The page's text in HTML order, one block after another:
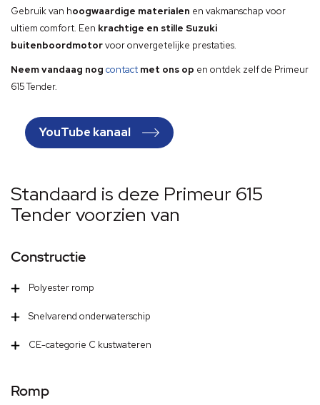
Gebruik van hoogwaardige materialen en vakmanschap voor
ultiem comfort. Een krachtige en stille Suzuki
buitenboordmotorvoor onvergetelijke prestaties.
Neem vandaag nog contact met ons op en ontdek zelf de Primeur
615 Tender.
YouTube kanaal
Standaard is deze Primeur 615
Tender voorzien van
Constructie
Polyester romp
Snelvarend onderwaterschip
CE-categorie C kustwateren
Romp